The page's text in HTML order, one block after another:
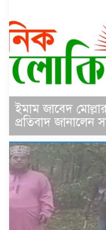
ইমাম জাবেদ
প্রতিবাদ জানালেন